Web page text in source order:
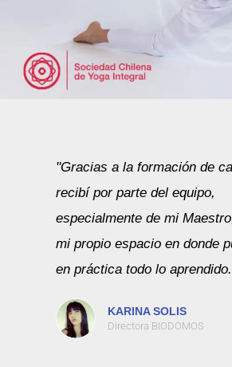
"Gracias a la formación de
recibí por parte del equipo,
especialmente de mi
mi propio espacio en donde
en práctica todo lo
KARINA SOLIS
Directora BIODOMOS